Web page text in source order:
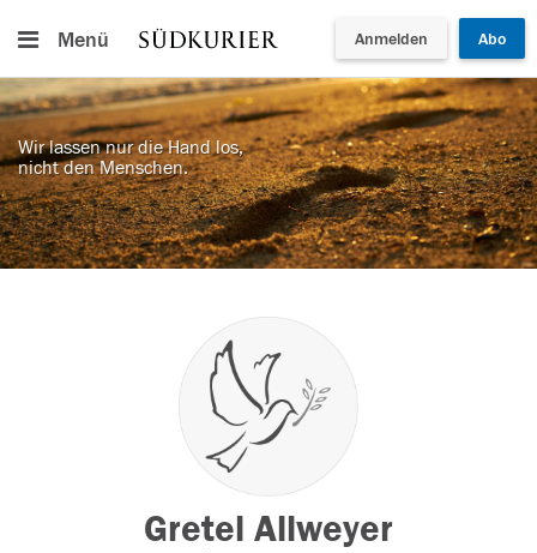
Menü Anmelden Abo
Wir lassen nur die Hand los,
nicht den Menschen.
Gretel Allweyer